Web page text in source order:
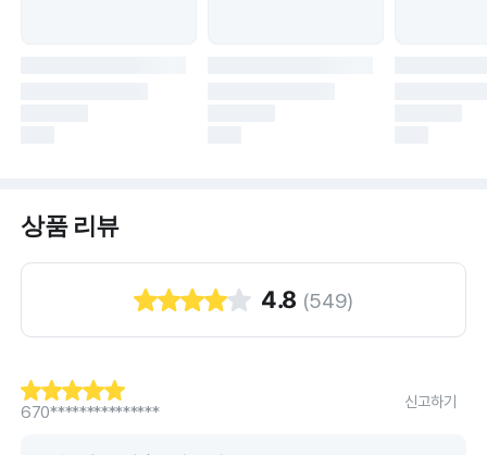
상품 리뷰
4.8 (549)
670***************
신고하기